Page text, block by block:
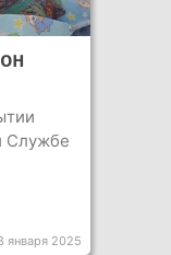
Службе
января 2025